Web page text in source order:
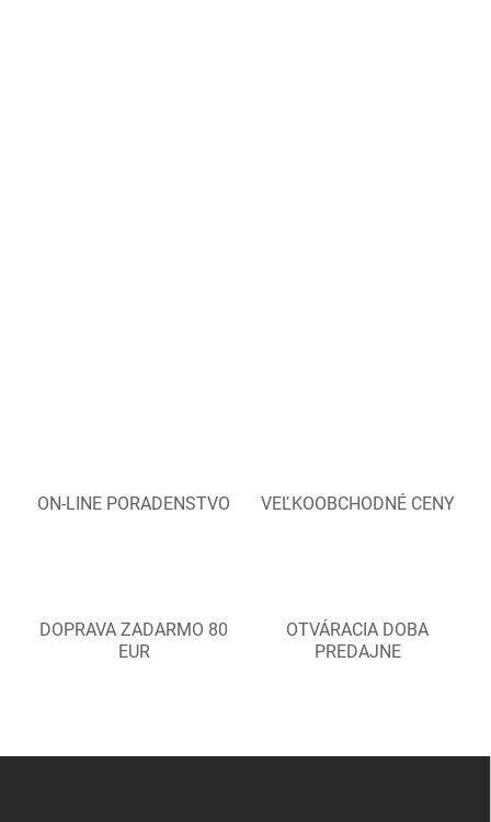
ON-LINE PORADENSTVO VEĽKOOBCHODNÉ CENY
DOPRAVA ZADARMO 80
EUR
OTVÁRACIA DOBA
PREDAJNE